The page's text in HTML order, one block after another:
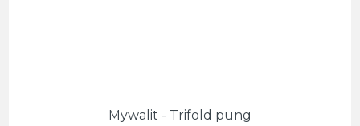
Mywalit - Trifold pung